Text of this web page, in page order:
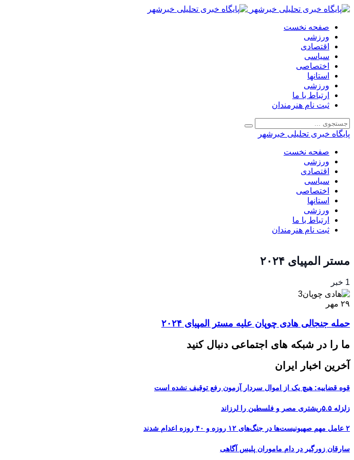
صفحه نخست
ورزشی
اقتصادی
سیاسی
اختصاصی
استانها
ورزشی
ارتباط با ما
ثبت نام هنرمندان
پایگاه خبری تحلیلی خبرشهر
صفحه نخست
ورزشی
اقتصادی
سیاسی
اختصاصی
استانها
ورزشی
ارتباط با ما
ثبت نام هنرمندان
مستر المپیای ۲۰۲۴
1 خبر
۲۹ مهر
حمله جنجالی هادی چوپان علیه مستر المپیای ۲۰۲۴
ما را در شبکه های اجتماعی دنبال کنید
آخرین اخبار ایران
قوه قضاییه: هیچ یک از اموال سردار آزمون رفع توقیف نشده است
زلزله ۵.۵ریشتری مصر و فلسطین را لرزاند
۲ عامل مهم صهیونیست‌ها در جنگ‌های ۱۲ روزه و ۴۰ روزه اعدام شدند
سارقان زورگیر در دام ماموران پلیس آگاهی